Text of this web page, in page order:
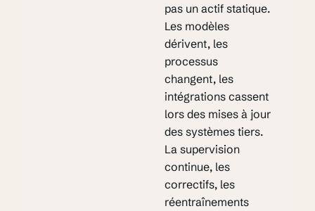
pas un actif statique.
Les modèles
dérivent, les
processus
changent, les
intégrations cassent
lors des mises à jour
des systèmes tiers.
La supervision
continue, les
correctifs, les
réentraînements